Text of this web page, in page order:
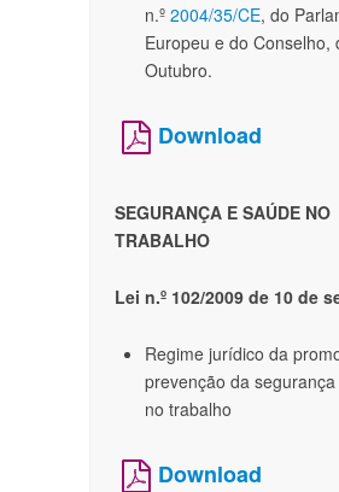
n.º 2004/35/CE, do
Europeu e do Conselho,
Outubro.
Download
SEGURANÇA E SAÚDE NO
TRABALHO
Lei n.º 102/2009 de 10 de
Regime jurídico da
prevenção da
no trabalho
Download